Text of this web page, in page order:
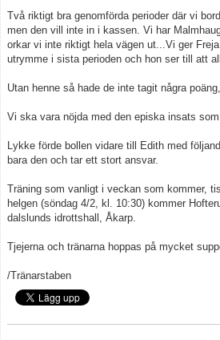
Två riktigt bra genomförda perioder där vi
men den vill inte in i kassen. Vi har
orkar vi inte riktigt hela vägen ut...Vi ger
utrymme i sista perioden och hon ser till att
Utan henne så hade de inte tagit några
Vi ska vara nöjda med den episka insats
Lykke förde bollen vidare till Edith med
bara den och tar ett stort ansvar.
Träning som vanligt i veckan som kommer,
helgen (söndag 4/2, kl. 10:30) kommer
dalslunds idrottshall, Åkarp.
Tjejerna och tränarna hoppas på mycket
/Tränarstaben